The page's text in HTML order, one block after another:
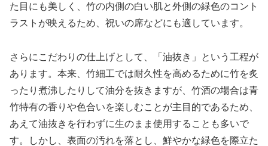
た目にも美しく、竹の内側の白い肌と外側の緑色のコント
ラストが映えるため、祝いの席などにも適しています。
さらにこだわりの仕上げとして、「油抜き」という工程が
あります。本来、竹細工では耐久性を高めるために竹を炙
ったり煮沸したりして油分を抜きますが、竹酒の場合は青
竹特有の香りや色合いを楽しむことが主目的であるため、
あえて油抜きを行わずに生のまま使用することも多いで
す。しかし、表面の汚れを落とし、鮮やかな緑色を際立た